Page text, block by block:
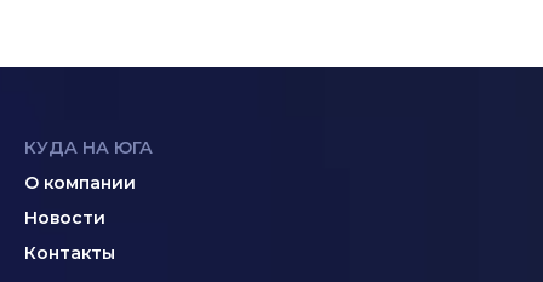
КУДА НА ЮГА
О компании
Новости
Контакты